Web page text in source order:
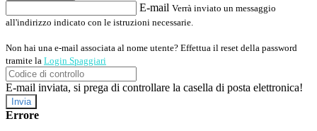
E-mail Verrà inviato un messaggio
all'indirizzo indicato con le istruzioni necessarie.
Non hai una e-mail associata al nome utente? Effettua il reset della password
tramite la Login Spaggiari
E-mail inviata, si prega di controllare la casella di posta elettronica!
Errore